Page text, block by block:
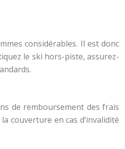
considérables. Il est donc
le ski hors-piste, assurez-
de remboursement des frais
couverture en cas d’invalidité